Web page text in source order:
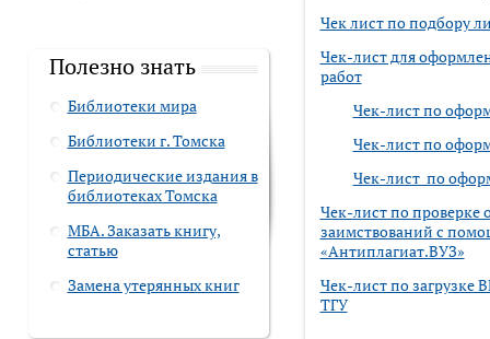
Полезно знать
Библиотеки мира
Библиотеки г. Томска
Периодические издания в
библиотеках Томска
МБА. Заказать книгу,
статью
Замена утерянных книг
Чек лист по подбору
Чек-лист для
работ
Чек-лист по
Чек-лист по
Чек-лист по
Чек-лист по проверке
заимствований с
«Антиплагиат.ВУЗ»
Чек-лист по загрузке
ТГУ